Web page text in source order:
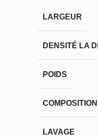
LARGEUR
DENSITÉ LA
POIDS
COMPOSITION
LAVAGE